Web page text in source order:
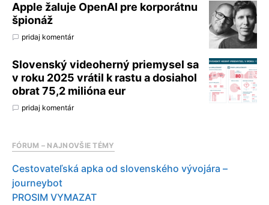
Apple žaluje OpenAI pre korporátnu
špionáž
pridaj komentár
Slovenský videoherný priemysel sa
v roku 2025 vrátil k rastu a dosiahol
obrat 75,2 milióna eur
pridaj komentár
FÓRUM – NAJNOVŠIE TÉMY
Cestovateľská apka od slovenského vývojára –
journeybot
PROSIM VYMAZAT